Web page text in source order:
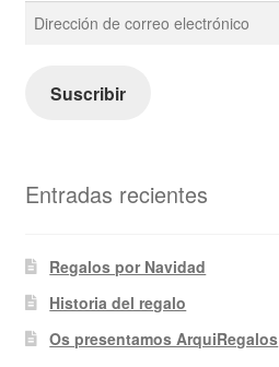
Dirección
de
electrónico
Suscribir
Entradas recientes
Regalos por Navidad
Historia del regalo
Os presentamos ArquiRegalos